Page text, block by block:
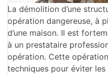
La démolition d’une
opération dangereuse, à
d’une maison. Il est
à un prestataire
opération. Cette
techniques pour éviter